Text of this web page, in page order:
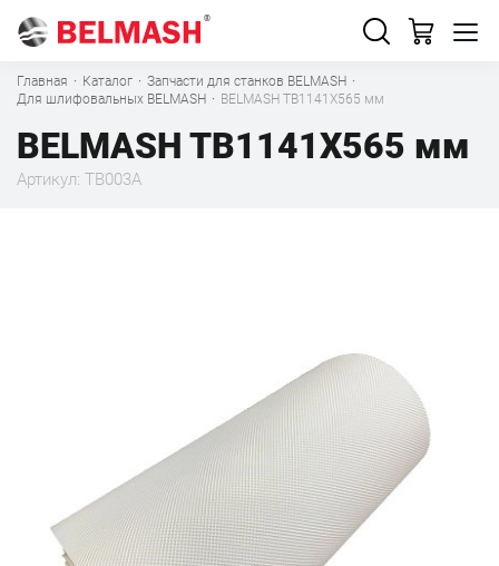
Главная · Каталог · Запчасти для станков BELMASH ·
Для шлифовальных BELMASH · BELMASH TB1141X565 мм
BELMASH TB1141X565 мм
Артикул: TB003A